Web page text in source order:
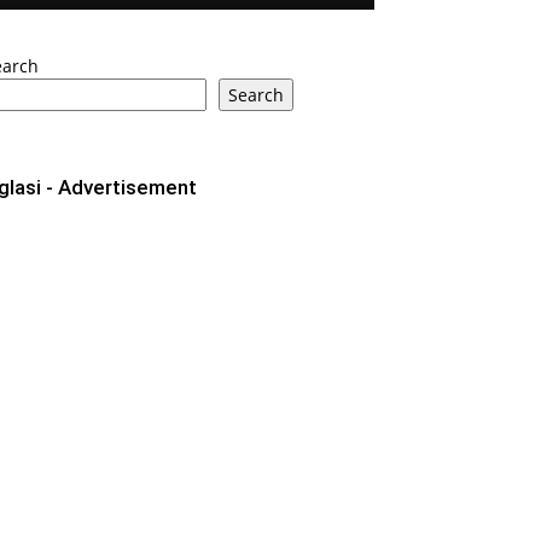
Search
- Advertisement